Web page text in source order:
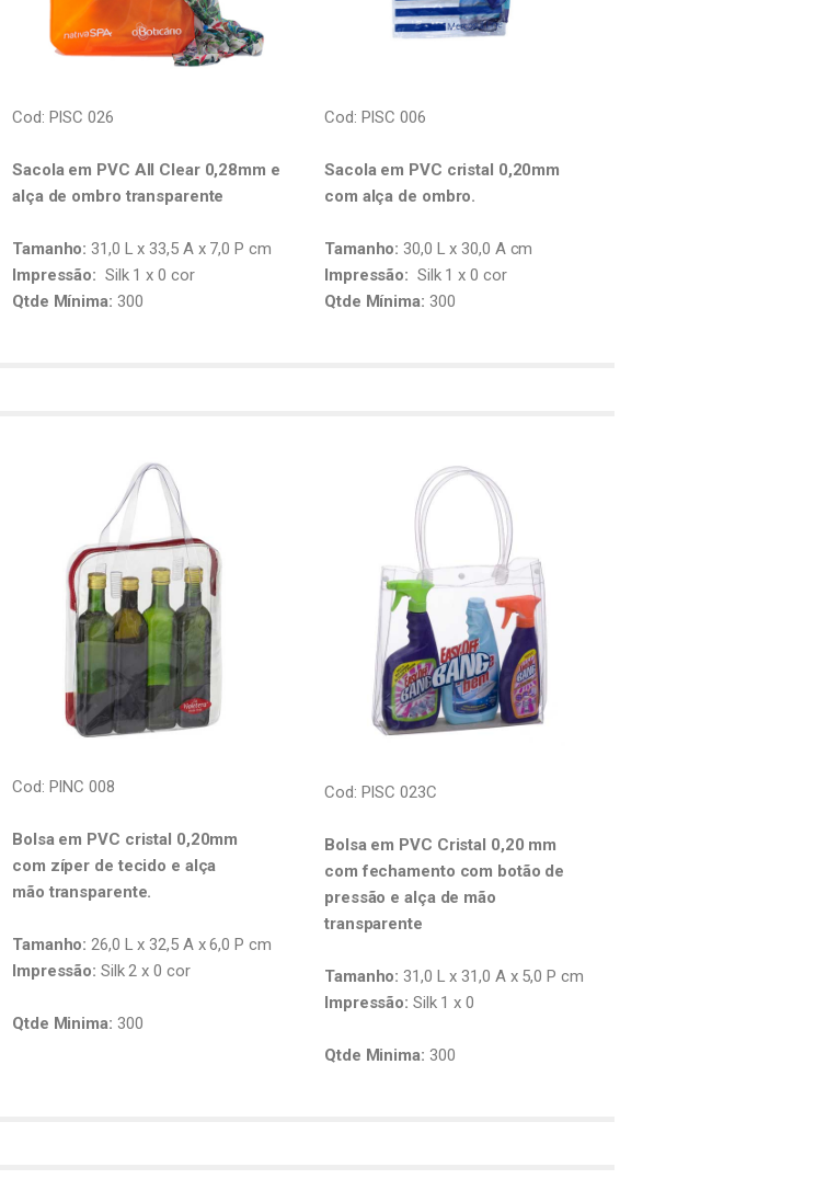
Cod: PISC 026
Sacola em PVC All Clear 0,28mm e
alça de ombro transparente
Tamanho: 31,0 L x 33,5 A x 7,0 P cm
Impressão: Silk 1 x 0 cor
Qtde Mínima: 300
Cod: PISC 006
Sacola em PVC cristal 0,20mm
com alça de ombro.
Tamanho: 30,0 L x 30,0 A cm
Impressão: Silk 1 x 0 cor
Qtde Mínima: 300
Cod: PINC 008
Bolsa em PVC cristal 0,20mm
com zíper de tecido e alça
mão transparente.
Tamanho: 26,0 L x 32,5 A x 6,0 P cm
Impressão: Silk 2 x 0 cor
Qtde Minima: 300
Cod: PISC 023C
Bolsa em PVC Cristal 0,20 mm
com fechamento com botão de
pressão e alça de mão
transparente
Tamanho: 31,0 L x 31,0 A x 5,0 P cm
Impressão: Silk 1 x 0
Qtde Minima: 300